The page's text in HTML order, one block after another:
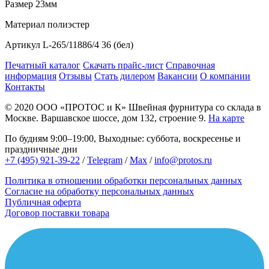
Размер 23мм
Материал полиэстер
Артикул L-265/11886/4 36 (бел)
Печатный каталог Скачать прайс-лист Справочная
информация Отзывы Стать дилером Вакансии О компании
Контакты
© 2020 ООО «ПРОТОС и К» Швейная фурнитура со склада в
Москве. Варшавское шоссе, дом 132, строение 9. На карте
По будням 9:00–19:00, Выходные: суббота, воскресенье и
праздничные дни
+7 (495) 921-39-22 /Telegram /Max /info@protos.ru
Политика в отношении обработки персональных данных
Согласие на обработку персональных данных
Публичная оферта
Договор поставки товара